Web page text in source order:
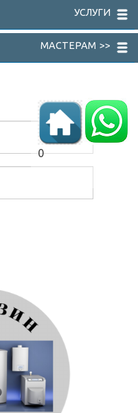
УСЛУГИ
МАСТЕРАМ >>
0